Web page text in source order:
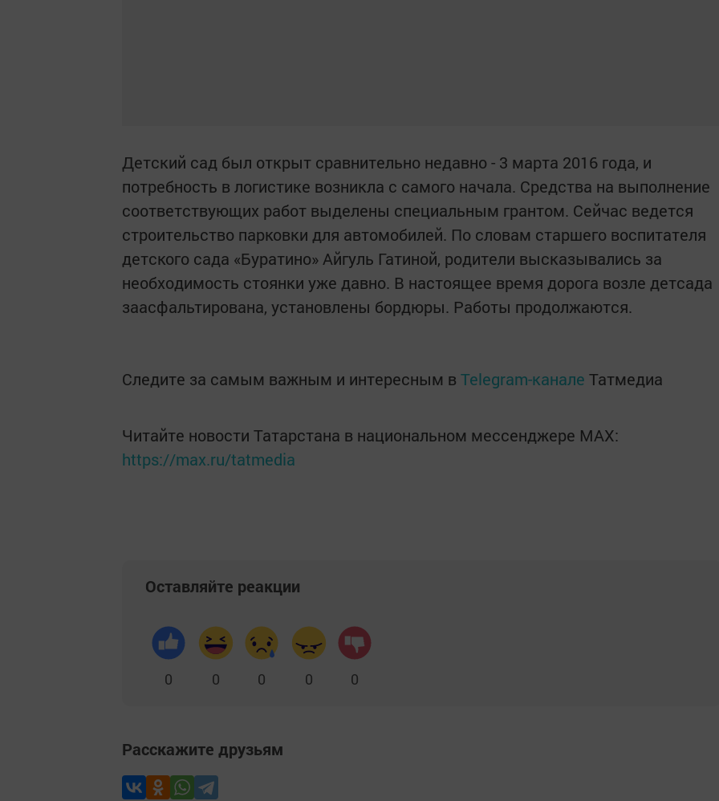
Детский сад был открыт сравнительно недавно - 3 марта 2016 года, и
потребность в логистике возникла с самого начала. Средства на выполнение
соответствующих работ выделены специальным грантом. Сейчас ведется
строительство парковки для автомобилей. По словам старшего воспитателя
детского сада «Буратино» Айгуль Гатиной, родители высказывались за
необходимость стоянки уже давно. В настоящее время дорога возле детсада
заасфальтирована, установлены бордюры. Работы продолжаются.
Следите за самым важным и интересным в Telegram-канале Татмедиа
Читайте новости Татарстана в национальном мессенджере MАХ:
https://max.ru/tatmedia
Оставляйте реакции
0 0 0 0 0
Расскажите друзьям